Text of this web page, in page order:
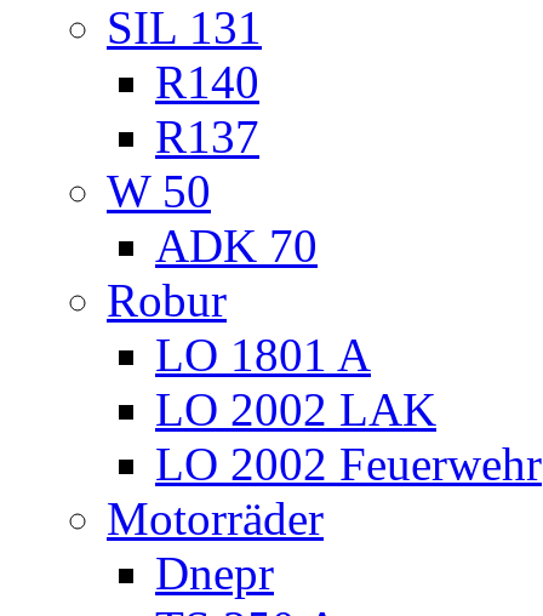
SIL 131
R140
R137
W 50
ADK 70
Robur
LO 1801 A
LO 2002 LAK
LO 2002 Feuerwehr
Motorräder
Dnepr